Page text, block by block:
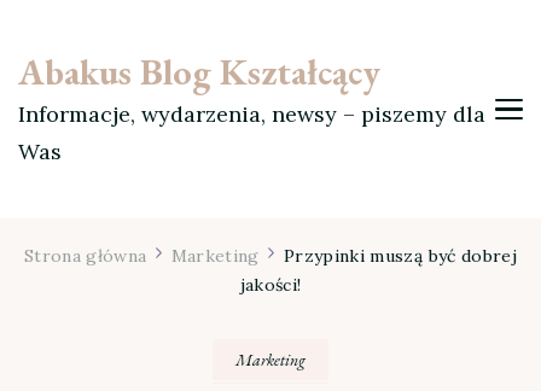
Abakus Blog Kształcący
Informacje, wydarzenia, newsy – piszemy dla
Was
Strona główna Marketing
Przypinki muszą być dobrej
jakości!
Marketing